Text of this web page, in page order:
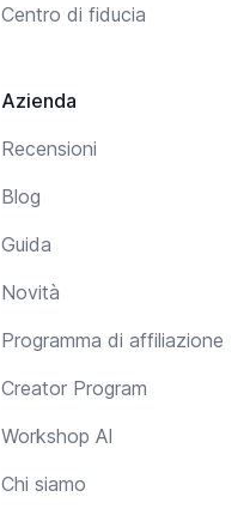
Centro di fiducia
Azienda
Recensioni
Blog
Guida
Novità
Programma di affiliazione
Creator Program
Workshop AI
Chi siamo